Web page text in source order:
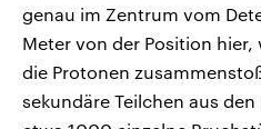
genau im Zentrum vom
Meter von der Position
die Protonen
sekundäre Teilchen aus